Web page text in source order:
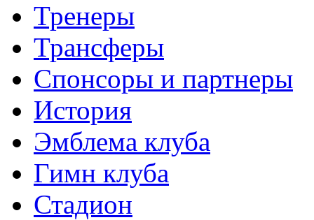
Тренеры
Трансферы
Спонсоры и партнеры
История
Эмблема клуба
Гимн клуба
Стадион